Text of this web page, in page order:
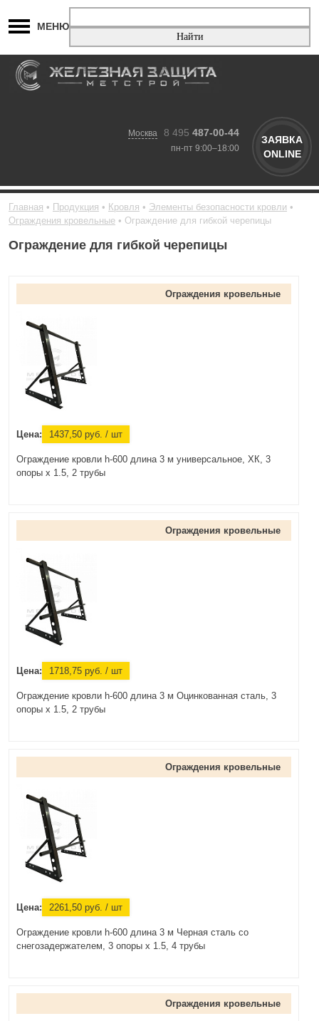
МЕНЮ
Москва 8 495 487-00-44
пн-пт 9:00–18:00
ЗАЯВКА
ONLINE
Главная Продукция Кровля
Элементы безопасности кровли
Ограждения кровельные
Ограждение для гибкой черепицы
Ограждение для гибкой черепицы
Ограждения кровельные
Цена: 1437,50 руб. / шт
Ограждение кровли h-600 длина 3 м универсальное, ХК, 3
опоры х 1.5, 2 трубы
Ограждения кровельные
Цена: 1718,75 руб. / шт
Ограждение кровли h-600 длина 3 м Оцинкованная сталь, 3
опоры х 1.5, 2 трубы
Ограждения кровельные
Цена: 2261,50 руб. / шт
Ограждение кровли h-600 длина 3 м Черная сталь со
снегозадержателем, 3 опоры х 1.5, 4 трубы
Ограждения кровельные